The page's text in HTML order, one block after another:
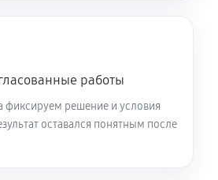
работы
фиксируем решение и условия
оставался понятным после